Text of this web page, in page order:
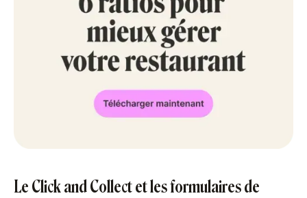
Le Click and Collect et les formulaires de